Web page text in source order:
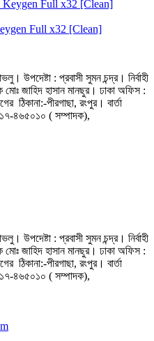
Full x32 [Clean]
উপদেষ্টা : প্রবাসী সুমন চন্দ্র। নির্বাহী
জাহিদ হাসান মানছুর। ঢাকা অফিস :
ঠিকানা:-পীরগাছা‌, রংপুর। বার্তা
৪৬৫০১০ ( সম্পাদক),
উপদেষ্টা : প্রবাসী সুমন চন্দ্র। নির্বাহী
জাহিদ হাসান মানছুর। ঢাকা অফিস :
ঠিকানা:-পীরগাছা‌, রংপুর। বার্তা
৪৬৫০১০ ( সম্পাদক),